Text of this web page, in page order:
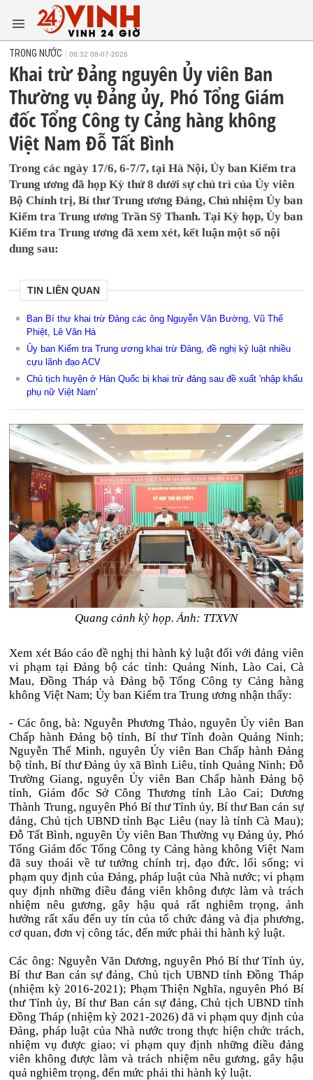
TRONG NƯỚC 08:32 08-07-2026
Khai trừ Đảng nguyên Ủy viên Ban
Thường vụ Đảng ủy, Phó Tổng Giám
đốc Tổng Công ty Cảng hàng không
Việt Nam Đỗ Tất Bình
Trong các ngày 17/6, 6-7/7, tại Hà Nội, Ủy ban Kiểm tra
Trung ương đã họp Kỳ thứ 8 dưới sự chủ trì của Ủy viên
Bộ Chính trị, Bí thư Trung ương Đảng, Chủ nhiệm Ủy ban
Kiểm tra Trung ương Trần Sỹ Thanh. Tại Kỳ họp, Ủy ban
Kiểm tra Trung ương đã xem xét, kết luận một số nội
dung sau:
TIN LIÊN QUAN
Ban Bí thư khai trừ Đảng các ông Nguyễn Văn Bường, Vũ Thế
Phiệt, Lê Văn Hà
Ủy ban Kiểm tra Trung ương khai trừ Đảng, đề nghị kỷ luật nhiều
cựu lãnh đạo ACV
Chủ tịch huyện ở Hàn Quốc bị khai trừ đảng sau đề xuất 'nhập khẩu
phụ nữ Việt Nam'
Quang cảnh kỳ họp. Ảnh: TTXVN
Xem xét Báo cáo đề nghị thi hành kỷ luật đối với đảng viên
vi phạm tại Đảng bộ các tỉnh: Quảng Ninh, Lào Cai, Cà
Mau, Đồng Tháp và Đảng bộ Tổng Công ty Cảng hàng
không Việt Nam; Ủy ban Kiểm tra Trung ương nhận thấy:
- Các ông, bà: Nguyễn Phương Thảo, nguyên Ủy viên Ban
Chấp hành Đảng bộ tỉnh, Bí thư Tỉnh đoàn Quảng Ninh;
Nguyễn Thế Minh, nguyên Ủy viên Ban Chấp hành Đảng
bộ tỉnh, Bí thư Đảng ủy xã Bình Liêu, tỉnh Quảng Ninh; Đỗ
Trường Giang, nguyên Ủy viên Ban Chấp hành Đảng bộ
tỉnh, Giám đốc Sở Công Thương tỉnh Lào Cai; Dương
Thành Trung, nguyên Phó Bí thư Tỉnh ủy, Bí thư Ban cán sự
đảng, Chủ tịch UBND tỉnh Bạc Liêu (nay là tỉnh Cà Mau);
Đỗ Tất Bình, nguyên Ủy viên Ban Thường vụ Đảng ủy, Phó
Tổng Giám đốc Tổng Công ty Cảng hàng không Việt Nam
đã suy thoái về tư tưởng chính trị, đạo đức, lối sống; vi
phạm quy định của Đảng, pháp luật của Nhà nước; vi phạm
quy định những điều đảng viên không được làm và trách
nhiệm nêu gương, gây hậu quả rất nghiêm trọng, ảnh
hưởng rất xấu đến uy tín của tổ chức đảng và địa phương,
cơ quan, đơn vị công tác, đến mức phải thi hành kỷ luật.
Các ông: Nguyễn Văn Dương, nguyên Phó Bí thư Tỉnh ủy,
Bí thư Ban cán sự đảng, Chủ tịch UBND tỉnh Đồng Tháp
(nhiệm kỳ 2016-2021); Phạm Thiện Nghĩa, nguyên Phó Bí
thư Tỉnh ủy, Bí thư Ban cán sự đảng, Chủ tịch UBND tỉnh
Đồng Tháp (nhiệm kỳ 2021-2026) đã vi phạm quy định của
Đảng, pháp luật của Nhà nước trong thực hiện chức trách,
nhiệm vụ được giao; vi phạm quy định những điều đảng
viên không được làm và trách nhiệm nêu gương, gây hậu
quả nghiêm trọng, đến mức phải thi hành kỷ luật.